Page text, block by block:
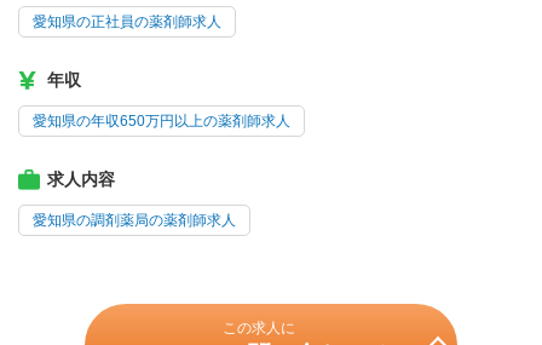
愛知県の正社員の薬剤師求人
年収
愛知県の年収650万円以上の薬剤師求人
求人内容
愛知県の調剤薬局の薬剤師求人
この求人に